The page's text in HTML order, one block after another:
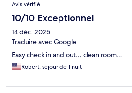
Avis vérifié
10/10 Exceptionnel
14 déc. 2025
Traduire avec Google
Easy check in and out… clean room…
Robert, séjour de 1 nuit